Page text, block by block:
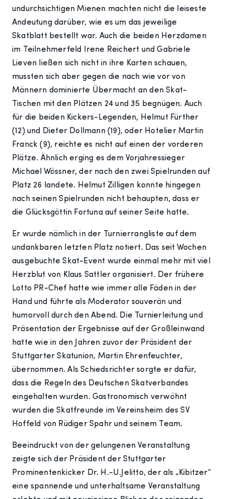
undurchsichtigen Mienen machten nicht die leiseste
Andeutung darüber, wie es um das jeweilige
Skatblatt bestellt war. Auch die beiden Herzdamen
im Teilnehmerfeld Irene Reichert und Gabriele
Lieven ließen sich nicht in ihre Karten schauen,
mussten sich aber gegen die nach wie vor von
Männern dominierte Übermacht an den Skat-
Tischen mit den Plätzen 24 und 35 begnügen. Auch
für die beiden Kickers-Legenden, Helmut Fürther
(12) und Dieter Dollmann (19), oder Hotelier Martin
Franck (9), reichte es nicht auf einen der vorderen
Plätze. Ähnlich erging es dem Vorjahressieger
Michael Wössner, der nach den zwei Spielrunden auf
Platz 26 landete. Helmut Zilligen konnte hingegen
nach seinen Spielrunden nicht behaupten, dass er
die Glücksgöttin Fortuna auf seiner Seite hatte.
Er wurde nämlich in der Turnierrangliste auf dem
undankbaren letzten Platz notiert. Das seit Wochen
ausgebuchte Skat-Event wurde einmal mehr mit viel
Herzblut von Klaus Sattler organisiert. Der frühere
Lotto PR-Chef hatte wie immer alle Fäden in der
Hand und führte als Moderator souverän und
humorvoll durch den Abend. Die Turnierleitung und
Präsentation der Ergebnisse auf der Großleinwand
hatte wie in den Jahren zuvor der Präsident der
Stuttgarter Skatunion, Martin Ehrenfeuchter,
übernommen. Als Schiedsrichter sorgte er dafür,
dass die Regeln des Deutschen Skatverbandes
eingehalten wurden. Gastronomisch verwöhnt
wurden die Skatfreunde im Vereinsheim des SV
Hoffeld von Rüdiger Spahr und seinem Team.
Beeindruckt von der gelungenen Veranstaltung
zeigte sich der Präsident der Stuttgarter
Prominentenkicker Dr. H.-U.Jelitto, der als „Kibitzer“
eine spannende und unterhaltsame Veranstaltung